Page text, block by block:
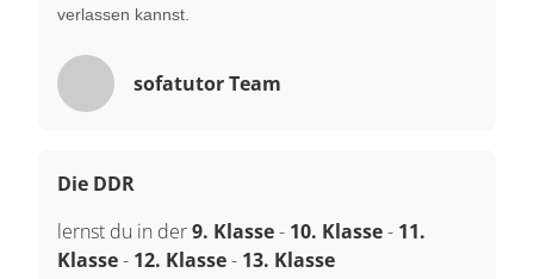
verlassen kannst.
sofatutor Team
Die DDR
lernst du in der9. Klasse- 10. Klasse- 11.
Klasse- 12. Klasse- 13. Klasse